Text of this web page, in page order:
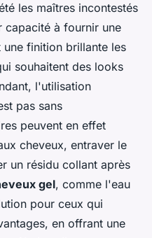
les maîtres incontestés
capacité à fournir une
finition brillante les
souhaitent des looks
l'utilisation
pas sans
peuvent en effet
cheveux, entraver le
un résidu collant après
gel, comme l'eau
pour ceux qui
en offrant une